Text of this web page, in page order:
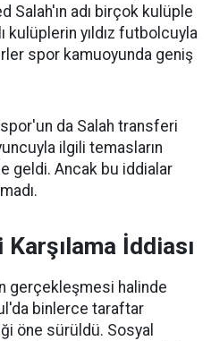
Salah'ın adı birçok kulüple
kulüplerin yıldız futbolcuyla
spor kamuoyunda geniş
da Salah transferi
ilgili temasların
geldi. Ancak bu iddialar
İddiası
gerçekleşmesi halinde
binlerce taraftar
öne sürüldü. Sosyal